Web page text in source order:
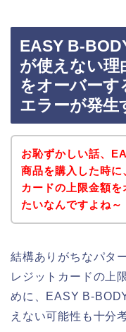
EASY B-
が使えない理
をオーバーす
エラーが発生
お恥ずかしい話、
商品を購入した時に
カードの上限金額
たいなんですよね～
結構ありがちなパタ
レジットカードの上
めに、EASY B-
えない可能性も十分